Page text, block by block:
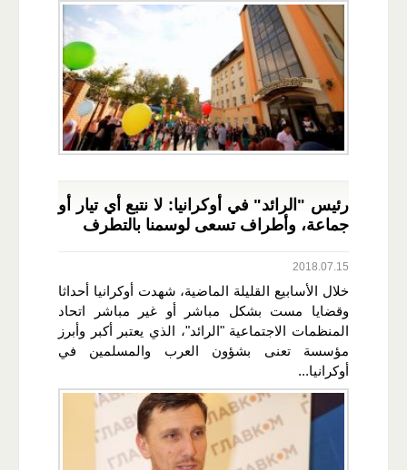
رئيس "الرائد" في أوكرانيا: لا نتبع أي تيار أو
جماعة، وأطراف تسعى لوسمنا بالتطرف
2018.07.15
خلال الأسابيع القليلة الماضية، شهدت أوكرانيا أحداثا
وقضايا مست بشكل مباشر أو غير مباشر اتحاد
المنظمات الاجتماعية "الرائد"، الذي يعتبر أكبر وأبرز
مؤسسة تعنى بشؤون العرب والمسلمين في
أوكرانيا...